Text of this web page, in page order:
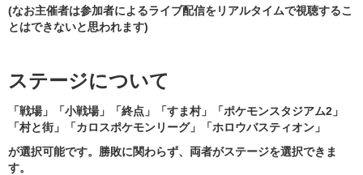
(なお主催者は参加者によるライブ配信をリアルタイムで視聴するこ
とはできないと思われます)
ステージについて
「戦場」「小戦場」「終点」「すま村」「ポケモンスタジアム2」
「村と街」「カロスポケモンリーグ」「ホロウバスティオン」
が選択可能です。勝敗に関わらず、両者がステージを選択できま
す。